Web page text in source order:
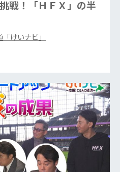
戦！「ＨＦＸ」の半
けいナビ」